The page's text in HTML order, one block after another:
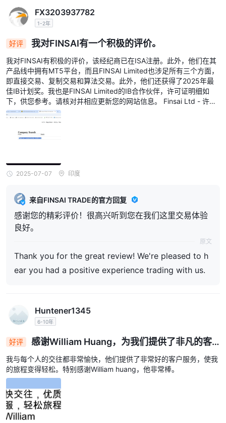
FX3203937782
1-2年
好评 我对FINSAI有一个积极的评价。
我对FINSAI有积极的评价，该经纪商已在ISA注册。此外，他们在其
产品线中拥有MT5平台，而且FINSAI Limited也涉足所有三个方面，
即直接交易、复制交易和算法交易。此外，他们还获得了2025年最
佳IB计划奖。我也是FINSAI Limited的IB合作伙伴，许可证明细如
下，供您参考。请核对并相应更新您的网站信息。 Finsai Ltd - 许可
证号码: 052943-033，
2025-07-07 印度
来自FINSAI TRADE的官方回复
感谢您的精彩评价！很高兴听到您在我们这里交易体验
良好。
原文
Thank you for the great review! We're pleased to h
ear you had a positive experience trading with us.
Huntener1345
6-10年
好评
感谢William Huang，为我们提供了非凡的客
我与每个人的交往都非常愉快，他们提供了非常好的客户服务，使我
的旅程变得轻松。特别感谢William huang，他非常棒。